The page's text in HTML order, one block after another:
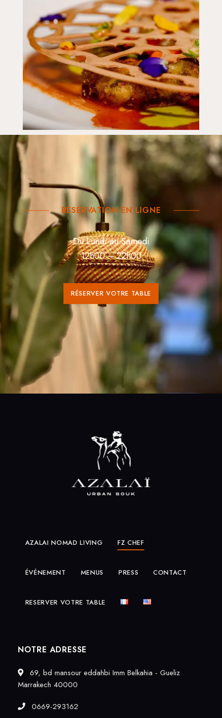
RÉSERVATION EN LIGNE
Du Lundi au Samedi
12h00 – 22h00
RÉSERVER VOTRE TABLE
AZALAI NOMAD LIVING FZ CHEF
ÉVÉNEMENT MENUS PRESS CONTACT
RESERVER VOTRE TABLE
NOTRE ADRESSE
69, bd mansour eddahbi Imm Belkahia - Gueliz
Marrakech 40000
0669-293162